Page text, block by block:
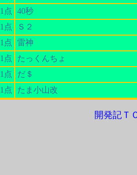
1点
40秒
1点
Ｓ２
1点
雷神
1点
たっくんちょ
1点
だ＄
1点
たま小山改
開発記Ｔ